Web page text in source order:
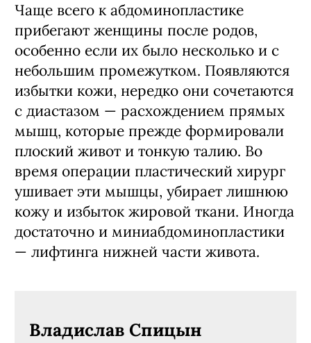
Чаще всего к абдоминопластике
прибегают женщины после родов,
особенно если их было несколько и с
небольшим промежутком. Появляются
избытки кожи, нередко они сочетаются
с диастазом — расхождением прямых
мышц, которые прежде формировали
плоский живот и тонкую талию. Во
время операции пластический хирург
ушивает эти мышцы, убирает лишнюю
кожу и избыток жировой ткани. Иногда
достаточно и миниабдоминопластики
— лифтинга нижней части живота.
Владислав Спицын